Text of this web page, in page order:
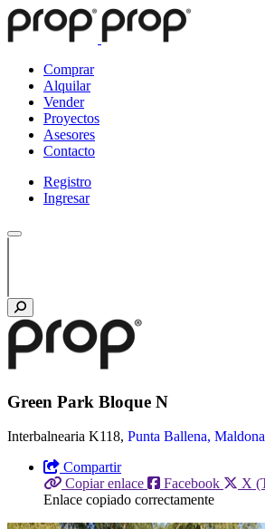
Comprar
Alquilar
Vender
Proyectos
Asesores
Contacto
Registro
Ingresar
Green Park Bloque N
Interbalnearia K118, Punta Ballena,
Compartir
Copiar enlace
Facebook X
Enlace copiado correctamente